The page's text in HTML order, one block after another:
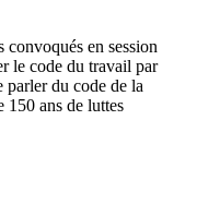
en session
le code du travail par
du code de la
150 ans de luttes